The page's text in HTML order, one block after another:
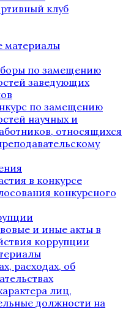
клуб
по замещению
заведующих
по замещению
научных и
относящихся
в конкурсе
конкурсного
и иные акты в
коррупции
расходах, об
лиц,
должности на